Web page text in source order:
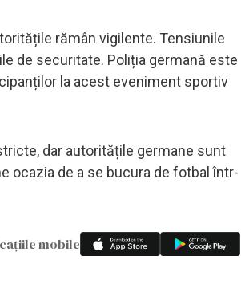
rămân vigilente. Tensiunile
de securitate. Poliția germană este
la acest eveniment sportiv
dar autoritățile germane sunt
ocazia de a se bucura de fotbal într-
mobile